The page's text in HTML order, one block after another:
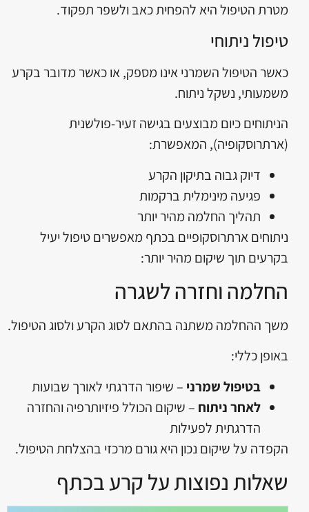
מטרת הטיפול היא להפחית כאב ולשפר תפקוד.
טיפול ניתוחי
כאשר הטיפול השמרני אינו מספק, או כאשר מדובר בקרע
משמעותי, נשקל ניתוח.
הניתוחים כיום מבוצעים בגישה זעיר-פולשנית
(ארתרוסקופיה), המאפשרת:
דיוק גבוה בתיקון הקרע
פגיעה מינימלית ברקמות
תהליך החלמה מהיר יותר
ניתוחים ארתרוסקופיים בכתף מאפשרים טיפול יעיל
בקרעים תוך שיקום מהיר יותר:
החלמה וחזרה לשגרה
משך ההחלמה משתנה בהתאם לסוג הקרע ולסוג הטיפול.
באופן כללי:
בטיפול שמרני – שיפור הדרגתי לאורך שבועות
לאחר ניתוח – שיקום הכולל פיזיותרפיה והחזרה
הדרגתית לפעילות
הקפדה על שיקום נכון היא גורם מרכזי בהצלחת הטיפול.
שאלות נפוצות על קרע בכתף